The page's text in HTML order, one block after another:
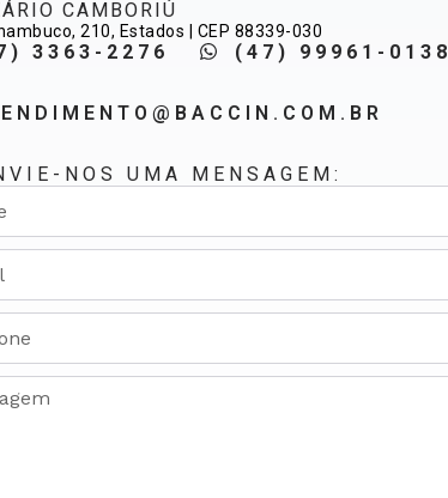
CAMBORIÚ
210, Estados | CEP 88339-030
3363-2276 (47) 99961-0138
NOS UMA MENSAGEM: